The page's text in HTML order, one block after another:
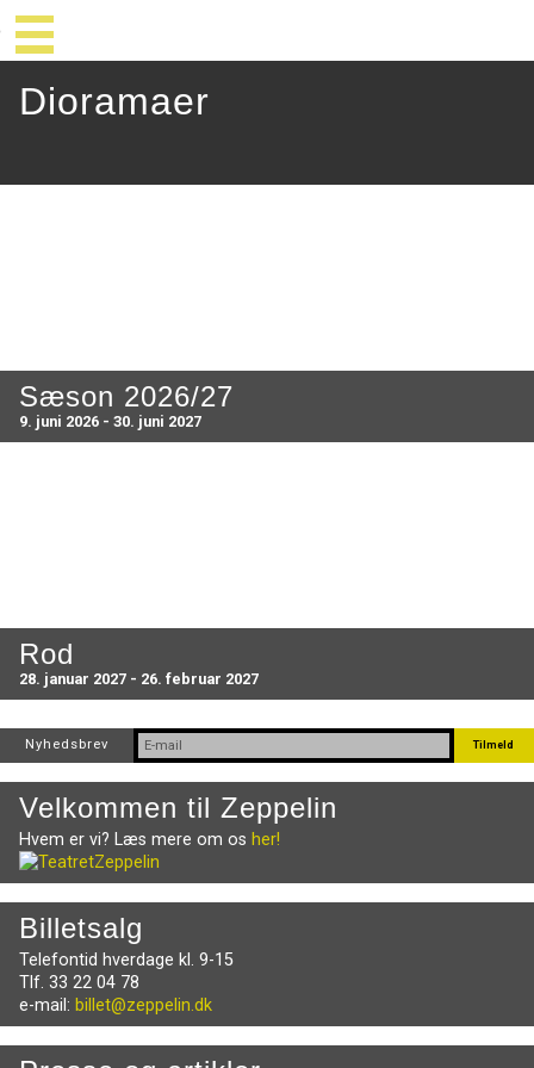
Dioramaer
Sæson 2026/27
9. juni 2026 - 30. juni 2027
Rod
28. januar 2027 - 26. februar 2027
Nyhedsbrev
Velkommen til Zeppelin
Hvem er vi? Læs mere om os her!
Billetsalg
Telefontid hverdage kl. 9-15
Tlf. 33 22 04 78
e-mail: billet@zeppelin.dk